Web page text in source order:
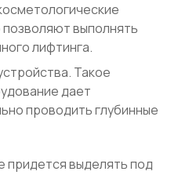
выполнять
лифтинга.
Такое
дает
проводить глубинные
придется выделять под